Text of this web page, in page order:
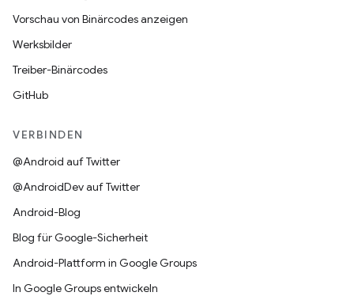
Vorschau von Binärcodes anzeigen
Werksbilder
Treiber-Binärcodes
GitHub
VERBINDEN
@Android auf Twitter
@AndroidDev auf Twitter
Android-Blog
Blog für Google-Sicherheit
Android-Plattform in Google Groups
In Google Groups entwickeln